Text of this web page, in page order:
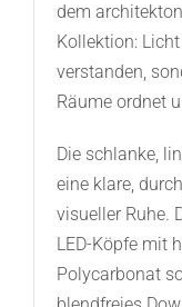
dem
Kollektion:
verstanden,
Räume ordnet
Die schlanke,
eine klare,
visueller Ruhe.
LED-Köpfe mit
Polycarbonat